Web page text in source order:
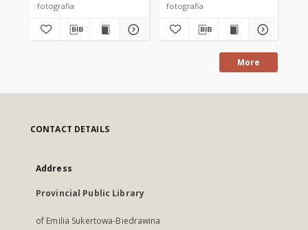
fotografia fotografia
More
CONTACT DETAILS
Address
Provincial Public Library
of Emilia Sukertowa-Biedrawina